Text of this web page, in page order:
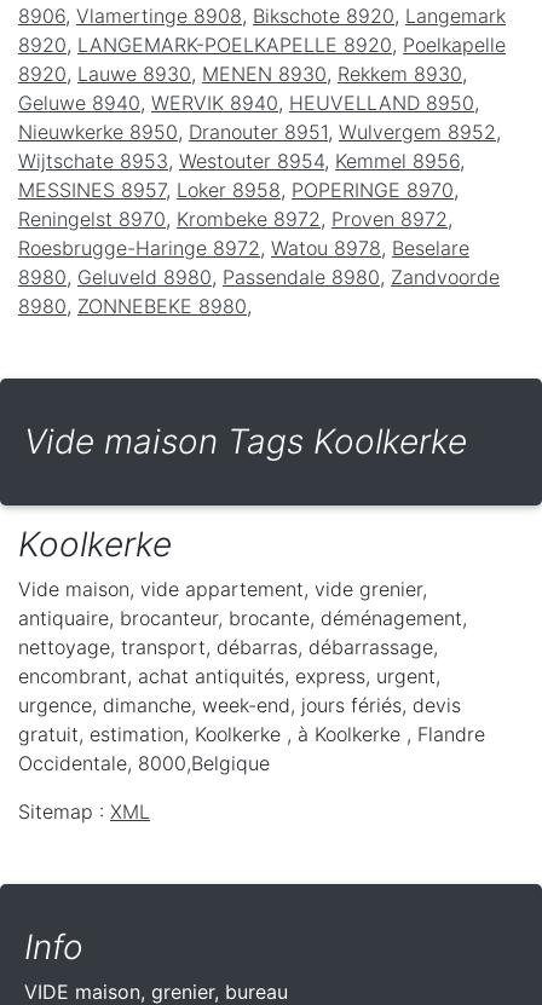
8906, Vlamertinge 8908, Bikschote 8920, Langemark
8920, LANGEMARK-POELKAPELLE 8920, Poelkapelle
8920, Lauwe 8930, MENEN 8930, Rekkem 8930,
Geluwe 8940, WERVIK 8940, HEUVELLAND 8950,
Nieuwkerke 8950, Dranouter 8951, Wulvergem 8952 ,
Wijtschate 8953, Westouter 8954, Kemmel 8956,
MESSINES 8957, Loker 8958, POPERINGE 8970,
Reningelst 8970, Krombeke 8972 , Proven 8972 ,
Roesbrugge-Haringe 8972 , Watou 8978, Beselare
8980, Geluveld 8980, Passendale 8980, Zandvoorde
8980, ZONNEBEKE 8980,
Vide maison Tags Koolkerke
Koolkerke
Vide maison, vide appartement, vide grenier,
antiquaire, brocanteur, brocante, déménagement,
nettoyage, transport, débarras, débarrassage,
encombrant, achat antiquités, express, urgent,
urgence, dimanche, week-end, jours fériés, devis
gratuit, estimation, Koolkerke , à Koolkerke , Flandre
Occidentale, 8000,Belgique
Sitemap : XML
Info
VIDE maison, grenier, bureau